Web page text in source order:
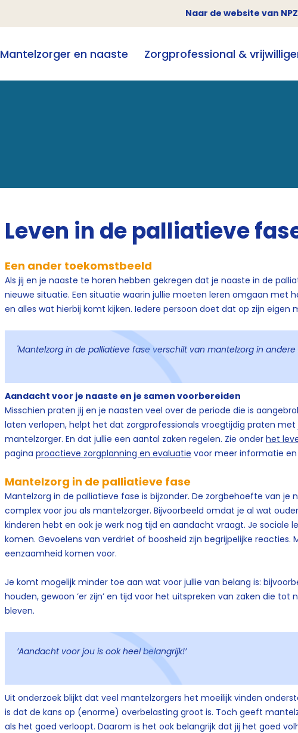
Naar de website van
Mantelzorger en naaste Zorgprofessional &
Leven in de palliatieve
Een ander toekomstbeeld
Als jij en je naaste te horen hebben gekregen dat je naaste in de
nieuwe situatie. Een situatie waarin jullie moeten leren omgaan met
en alles wat hierbij komt kijken. Iedere persoon doet dat op zijn eigen
'Mantelzorg in de palliatieve fase verschilt van mantelzorg in andere
Aandacht voor je naaste en je samen voorbereiden
Misschien praten jij en je naasten veel over de periode die is
laten verlopen, helpt het dat zorgprofessionals vroegtijdig praten
mantelzorger. En dat jullie een aantal zaken regelen. Zie onder het
pagina proactieve zorgplanning en evaluatie voor meer informatie en
Mantelzorg in de palliatieve fase
Mantelzorg in de palliatieve fase is bijzonder. De zorgbehoefte van je
complex voor jou als mantelzorger. Bijvoorbeeld omdat je al wat
kinderen hebt en ook je werk nog tijd en aandacht vraagt. Je sociale
komen. Gevoelens van verdriet of boosheid zijn begrijpelijke reacties.
eenzaamheid komen voor.
Je komt mogelijk minder toe aan wat voor jullie van belang is:
houden, gewoon ‘er zijn’ en tijd voor het uitspreken van zaken die tot
bleven.
’Aandacht voor jou is ook heel belangrijk!’
Uit onderzoek blijkt dat veel mantelzorgers het moeilijk vinden
is dat de kans op (enorme) overbelasting groot is. Toch geeft
als het goed verloopt. Daarom is het ook belangrijk dat jij het goed